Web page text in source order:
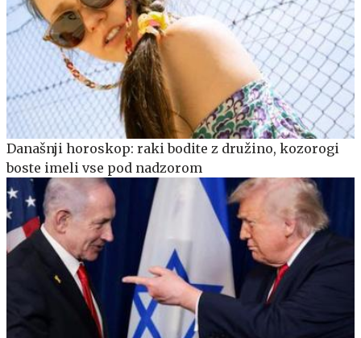
Današnji horoskop: raki bodite z družino, kozorogi
boste imeli vse pod nadzorom